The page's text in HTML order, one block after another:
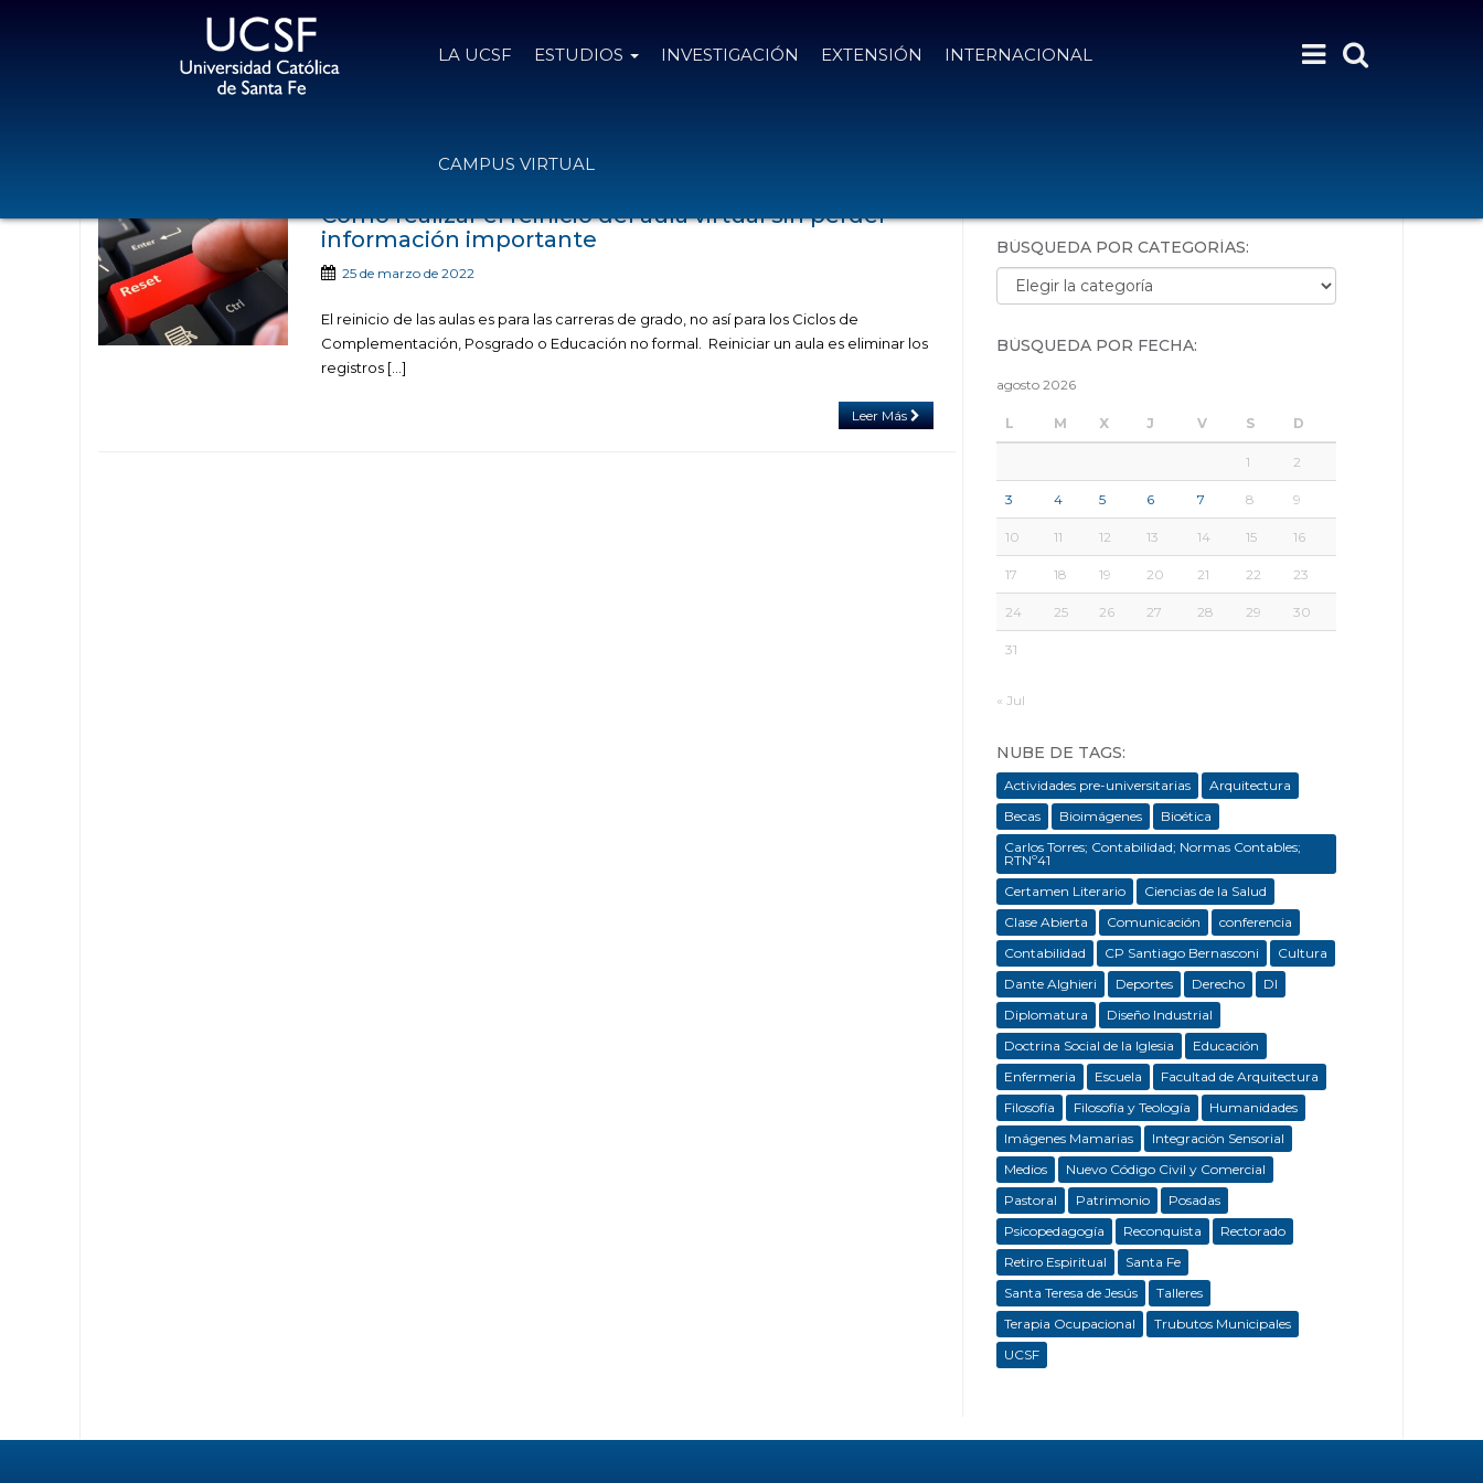
LA UCSF ESTUDIOS INVESTIGACIÓN EXTENSIÓN INTERNACIONAL
CAMPUS VIRTUAL
Cómo realizar el reinicio del aula virtual sin perder
información importante
25 de marzo de 2022
El reinicio de las aulas es para las carreras de grado, no así para los Ciclos de
Complementación, Posgrado o Educación no formal. Reiniciar un aula es eliminar los
registros […]
Leer Más
BÚSQUEDA POR CATEGORÍAS:
Búsqueda por categorías:
BÚSQUEDA POR FECHA:
agosto 2026
L M X J V S D
1 2
3 4 5 6 7 8 9
10 11 12 13 14 15 16
17 18 19 20 21 22 23
24 25 26 27 28 29 30
31
« Jul
NUBE DE TAGS:
Actividades pre-universitarias
Arquitectura
Becas
Bioimágenes
Bioética
Carlos Torres; Contabilidad; Normas Contables;
RTNº41
Certamen Literario
Ciencias de la Salud
Clase Abierta
Comunicación
conferencia
Contabilidad
CP Santiago Bernasconi
Cultura
Dante Alghieri
Deportes Derecho
DI
Diplomatura
Diseño Industrial
Doctrina Social de la Iglesia
Educación
Enfermeria
Escuela
Facultad de Arquitectura
Filosofía
Filosofía y Teología
Humanidades
Imágenes Mamarias
Integración Sensorial
Medios
Nuevo Código Civil y Comercial
Pastoral
Patrimonio
Posadas
Psicopedagogía
Reconquista
Rectorado
Retiro Espiritual
Santa Fe
Santa Teresa de Jesús
Talleres
Terapia Ocupacional
Trubutos Municipales
UCSF